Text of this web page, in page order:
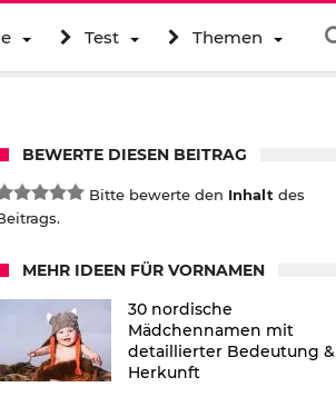
Test Themen
BEWERTE DIESEN BEITRAG
Bitte bewerte den Inhalt des
MEHR IDEEN FÜR VORNAMEN
30 nordische
Mädchennamen mit
detaillierter Bedeutung &
Herkunft